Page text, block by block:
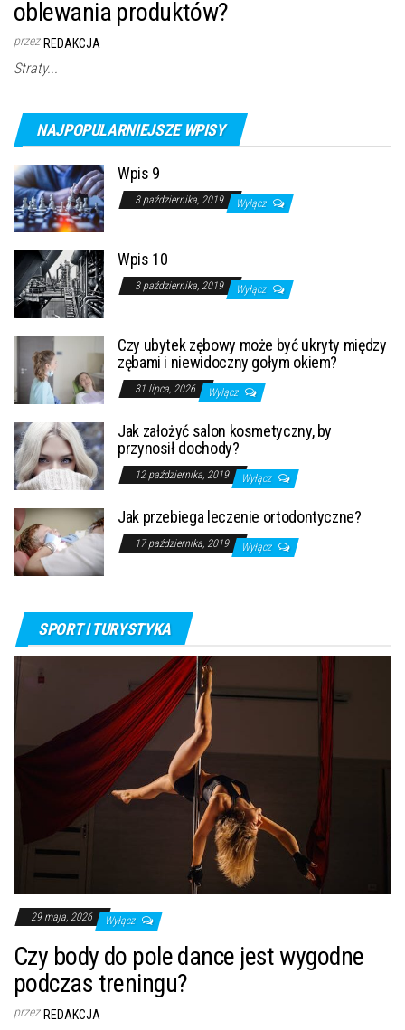
oblewania produktów?
przez REDAKCJA
Straty...
NAJPOPULARNIEJSZE WPISY
Wpis 9
3 października, 2019 Wyłącz
Wpis 10
3 października, 2019 Wyłącz
Czy ubytek zębowy może być ukryty między
zębami i niewidoczny gołym okiem?
31 lipca, 2026 Wyłącz
Jak założyć salon kosmetyczny, by
przynosił dochody?
12 października, 2019 Wyłącz
Jak przebiega leczenie ortodontyczne?
17 października, 2019 Wyłącz
SPORT I TURYSTYKA
29 maja, 2026 Wyłącz
Czy body do pole dance jest wygodne
podczas treningu?
przez REDAKCJA